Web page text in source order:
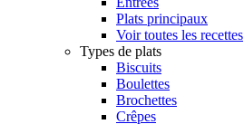
Plats principaux
Voir toutes les recettes
Types de plats
Biscuits
Boulettes
Brochettes
Crêpes